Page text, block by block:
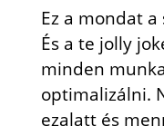
Ez a mondat
És a te jolly
minden
optimalizálni.
ezalatt és